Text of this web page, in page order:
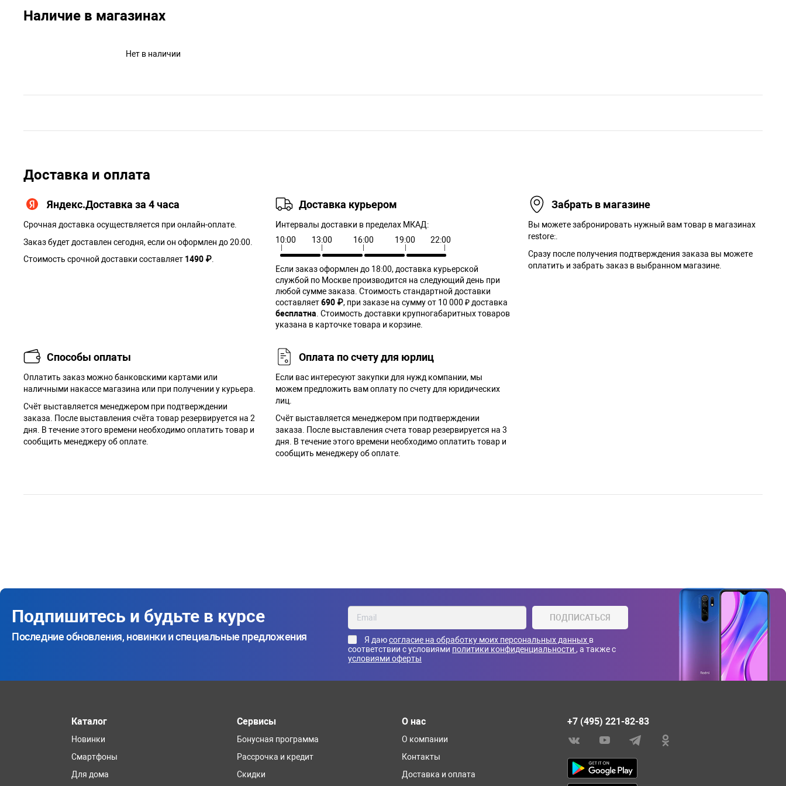
Наличие в магазинах
Нет в наличии
Доставка и оплата
Яндекс.Доставка за 4 часа
Срочная доставка осуществляется при онлайн-оплате.
Заказ будет доставлен сегодня, если он оформлен до 20:00.
Стоимость срочной доставки составляет 1490 ₽
Доставка курьером
Интервалы доставки в пределах МКАД:
10:00
13:00 16:00 19:00 22:00
Если заказ оформлен до 18:00, доставка курьерской
службой по Москве производится на следующий день при
любой сумме заказа. Cтоимость стандартной доставки
составляет690 ₽, при заказе на сумму от 10 000 ₽ доставка
бесплатна . Стоимость доставки крупногабаритных товаров
указана в карточке товара и корзине.
Забрать в магазине
Вы можете забронировать нужный вам товар в магазинах
restore:.
Сразу после получения подтверждения заказа вы можете
оплатить и забрать заказ в выбранном магазине.
Способы оплаты
Оплатить заказ можно банковскими картами или
наличными накассе магазина или при получении у курьера.
Cчёт выставляется менеджером при подтверждении
заказа. После выставления счёта товар резервируется на 2
дня. В течение этого времени необходимо оплатить товар и
сообщить менеджеру об оплате.
Оплата по счету для юрлиц
Если вас интересуют закупки для нужд компании, мы
можем предложить вам оплату по счету для юридических
лиц.
Счёт выставляется менеджером при подтверждении
заказа. После выставления счета товар резервируется на 3
дня. В течение этого времени необходимо оплатить товар и
сообщить менеджеру об оплате.
Подпишитесь и будьте в курсе
Последние обновления, новинки и специальные предложения
ПОДПИСАТЬСЯ
Я даюсогласие на обработку моих персональных данных в
соответствии с условиями политики конфиденциальности , а также с
условиями оферты
Каталог
Новинки
Смартфоны
Для дома
Сервисы
Бонусная программа
Рассрочка и кредит
Скидки
О нас
О компании
Контакты
Доставка и оплата
+7 (495) 221-82-83